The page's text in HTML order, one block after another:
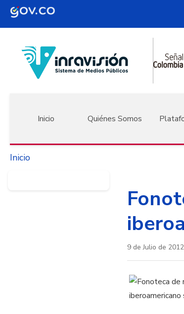
Pasar al contenido principal
Inicio Quiénes Somos
Inicio
9 de Julio de 2012